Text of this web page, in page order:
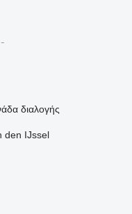
διαλογής
den IJssel